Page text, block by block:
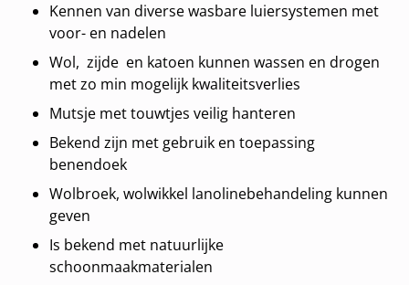
Kennen van diverse wasbare luiersystemen met
voor- en nadelen
Wol, zijde en katoen kunnen wassen en drogen
met zo min mogelijk kwaliteitsverlies
Mutsje met touwtjes veilig hanteren
Bekend zijn met gebruik en toepassing
benendoek
Wolbroek, wolwikkel lanolinebehandeling kunnen
geven
Is bekend met natuurlijke
schoonmaakmaterialen